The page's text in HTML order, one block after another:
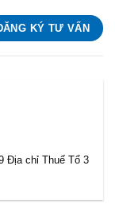
KÝ TƯ VẤN
Địa chỉ Thuế Tổ 3